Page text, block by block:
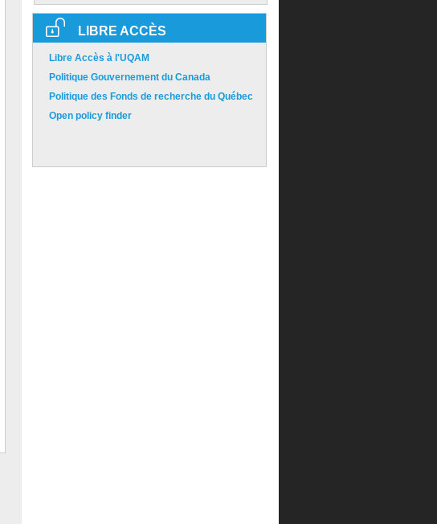
LIBRE ACCÈS
Libre Accès à l'UQAM
Politique Gouvernement du Canada
Politique des Fonds de recherche du Québec
Open policy finder